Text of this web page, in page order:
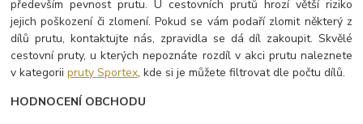
především pevnost prutu. U cestovních prutů hrozí větší riziko
jejich poškození či zlomení. Pokud se vám podaří zlomit některý z
dílů prutu, kontaktujte nás, zpravidla se dá díl zakoupit. Skvělé
cestovní pruty, u kterých nepoznáte rozdíl v akci prutu naleznete
v kategoriipruty Sportex, kde si je můžete filtrovat dle počtu dílů.
HODNOCENÍ OBCHODU